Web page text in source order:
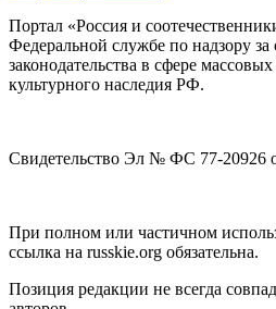
Портал «Россия и
Федеральной службе по надзору
законодательства в сфере
культурного наследия РФ.
Свидетельство Эл № ФС 77-20926
При полном или частичном
ссылка на russkie.org обязательна.
Позиция редакции не всегда